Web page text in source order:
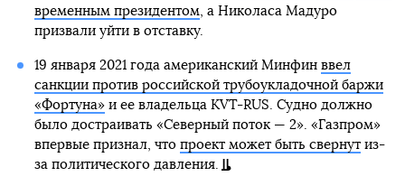
временным президентом, а Николаса Мадуро
призвали уйти в отставку.
19 января 2021 года американский Минфин ввел
санкции против российской трубоукладочной баржи
«Фортуна»и ее владельца KVT-RUS. Судно должно
было достраивать «Северный поток — 2». «Газпром»
впервые признал, что проект может быть свернутиз-
за политического давления.